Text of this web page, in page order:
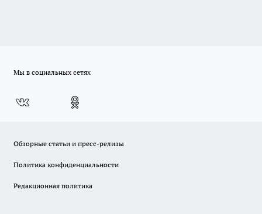
Мы в социальных сетях
Обзорные статьи и пресс-релизы
Политика конфиденциальности
Редакционная политика